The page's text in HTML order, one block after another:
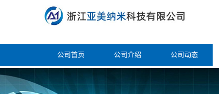
公司首页 公司介绍 公司动态